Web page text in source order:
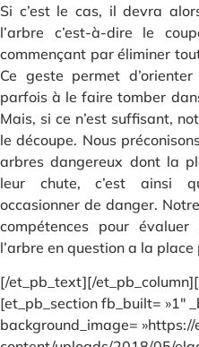
Si c’est le cas, il devra
l’arbre c’est-à-dire le
commençant par éliminer
Ce geste permet
parfois à le faire tomber
Mais, si ce n’est suffisant,
le découpe. Nous
arbres dangereux dont la
leur chute, c’est ainsi
occasionner de danger.
compétences pour
l’arbre en question a la
[/et_pb_text][/
[et_pb_section fb_built= »1″
background_image=